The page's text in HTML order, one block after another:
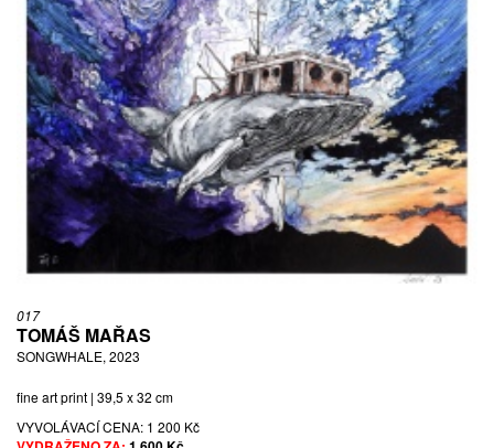
017
TOMÁŠ MAŘAS
SONGWHALE, 2023
fine art print | 39,5 x 32 cm
VYVOLÁVACÍ CENA: 1 200 Kč